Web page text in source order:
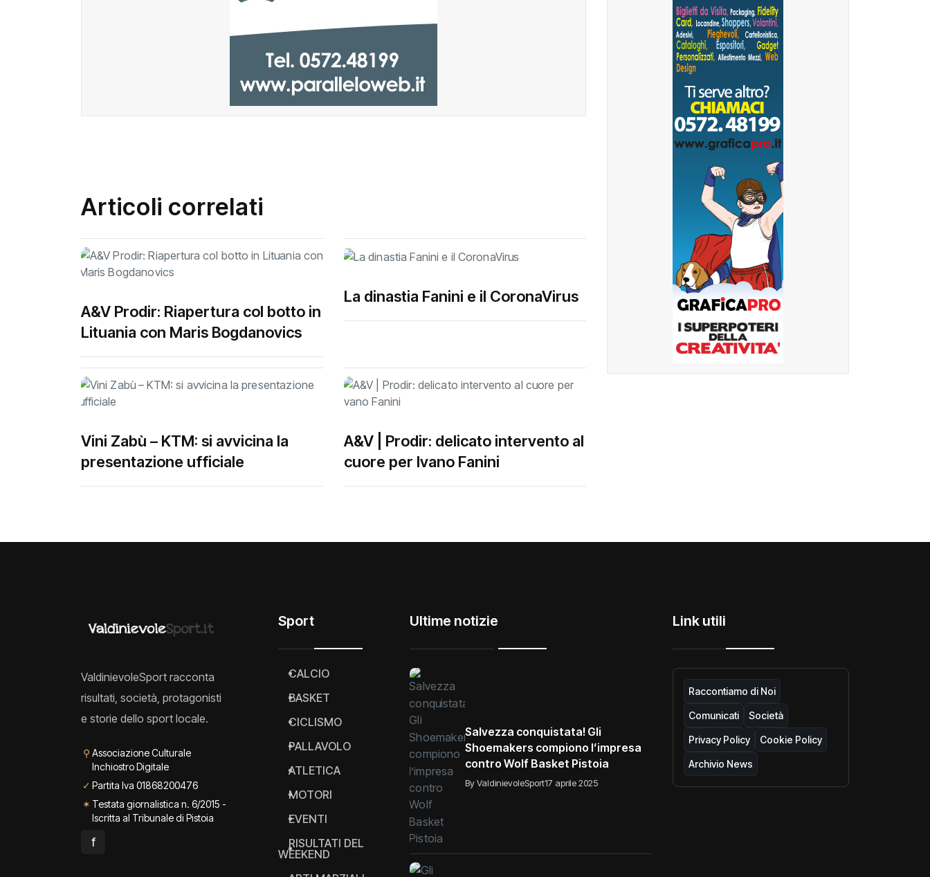
Articoli correlati
A&V Prodir: Riapertura col botto in
Lituania con Maris Bogdanovics
La dinastia Fanini e il CoronaVirus
Vini Zabù – KTM: si avvicina la
presentazione ufficiale
A&V | Prodir: delicato intervento al
cuore per Ivano Fanini
ValdinievoleSport racconta
risultati, società, protagonisti
e storie dello sport locale.
⚲ Associazione Culturale
Inchiostro Digitale
✓ Partita Iva 01868200476
✶ Testata giornalistica n. 6/2015 -
Iscritta al Tribunale di Pistoia
f
Sport
CALCIO
BASKET
CICLISMO
PALLAVOLO
ATLETICA
MOTORI
EVENTI
RISULTATI DEL
WEEKEND
Ultime notizie
Salvezza conquistata! Gli
Shoemakers compiono l’impresa
contro Wolf Basket Pistoia
By ValdinievoleSport17 aprile 2025
Link utili
Raccontiamo di Noi
Comunicati Società
Privacy Policy Cookie Policy
Archivio News